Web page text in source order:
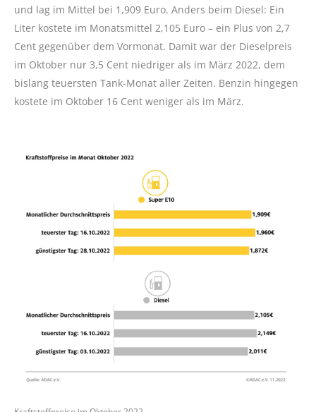
und lag im Mittel bei 1,909 Euro. Anders beim Diesel: Ein
Liter kostete im Monatsmittel 2,105 Euro – ein Plus von 2,7
Cent gegenüber dem Vormonat. Damit war der Dieselpreis
im Oktober nur 3,5 Cent niedriger als im März 2022, dem
bislang teuersten Tank-Monat aller Zeiten. Benzin hingegen
kostete im Oktober 16 Cent weniger als im März.